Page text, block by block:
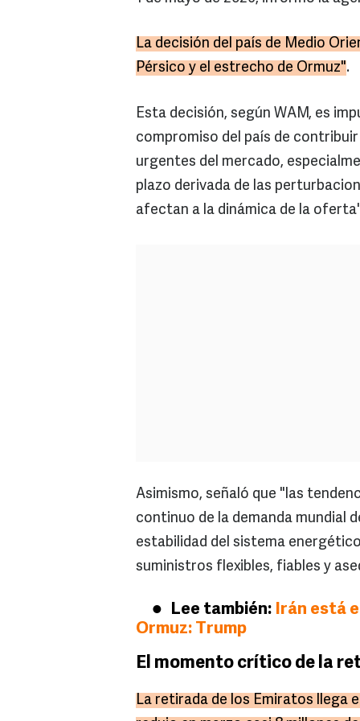
La decisión del país de Medio
Pérsico y el estrecho de Ormuz".
Esta decisión, según WAM, es
compromiso del país de
urgentes del mercado,
plazo derivada de las
afectan a la dinámica de la
Asimismo, señaló que "las
continuo de la demanda mundial
estabilidad del sistema
suministros flexibles, fiables y
Lee también: Irán está
Ormuz: Trump
El momento crítico de la
La retirada de los Emiratos llega